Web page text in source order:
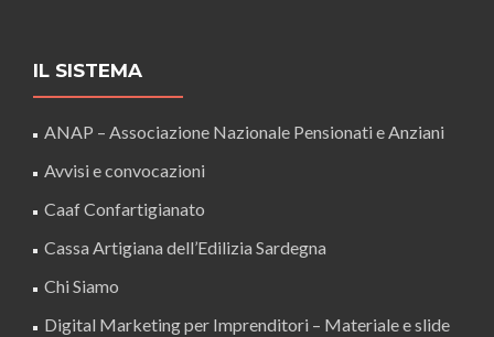
IL SISTEMA
ANAP – Associazione Nazionale Pensionati e Anziani
Avvisi e convocazioni
Caaf Confartigianato
Cassa Artigiana dell’Edilizia Sardegna
Chi Siamo
Digital Marketing per Imprenditori – Materiale e slide